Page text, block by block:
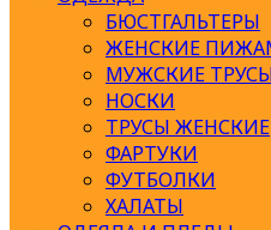
БЮСТГАЛЬТЕРЫ
ЖЕНСКИЕ
МУЖСКИЕ
НОСКИ
ТРУСЫ ЖЕНСКИЕ
ФАРТУКИ
ФУТБОЛКИ
ХАЛАТЫ